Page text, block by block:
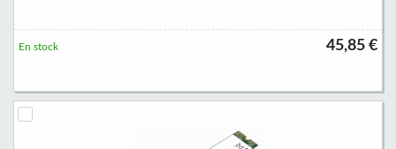
45,85 €
En stock